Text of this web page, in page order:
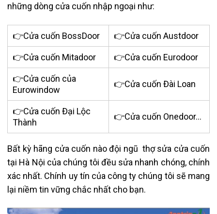
những dòng cửa cuốn nhập ngoại như:
👉Cửa cuốn BossDoor 👉Cửa cuốn Austdoor
👉Cửa cuốn Mitadoor 👉Cửa cuốn Eurodoor
👉Cửa cuốn của
Eurowindow
👉Cửa cuốn Đài Loan
👉Cửa cuốn Đại Lộc
Thành
👉Cửa cuốn Onedoor…
Bất kỳ hãng cửa cuốn nào đội ngũ thợ sửa cửa cuốn
tại Hà Nội của chúng tôi đều sửa nhanh chóng, chính
xác nhất. Chính uy tín của công ty chúng tôi sẽ mang
lại niềm tin vững chắc nhất cho bạn.